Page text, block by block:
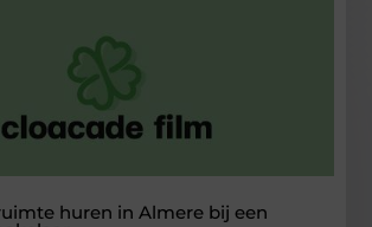
huren in Almere bij een